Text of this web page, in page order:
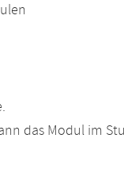
das Modul im